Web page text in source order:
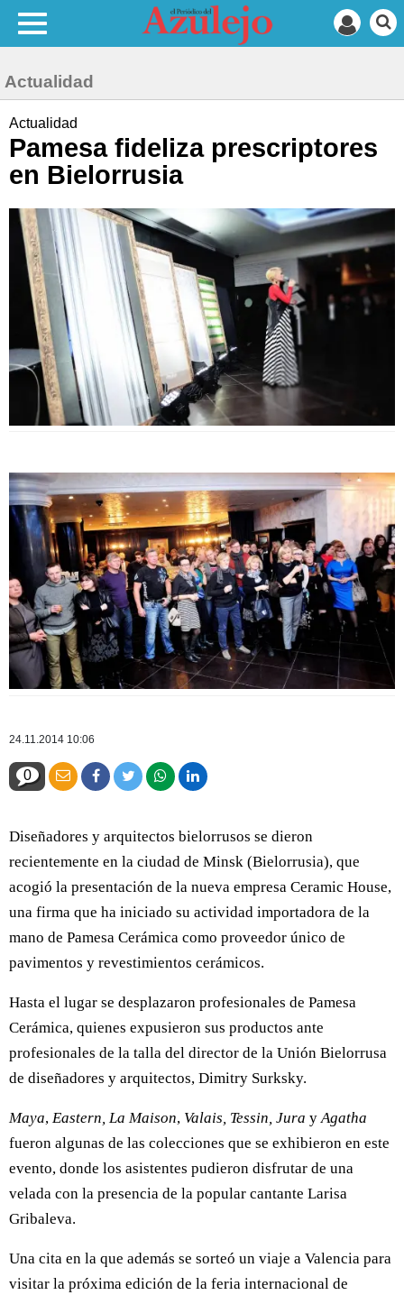
Actualidad
Actualidad
Pamesa fideliza prescriptores
en Bielorrusia
24.11.2014 10:06
0
Diseñadores y arquitectos bielorrusos se dieron
recientemente en la ciudad de Minsk (Bielorrusia), que
acogió la presentación de la nueva empresa Ceramic House,
una firma que ha iniciado su actividad importadora de la
mano de Pamesa Cerámica como proveedor único de
pavimentos y revestimientos cerámicos.
Hasta el lugar se desplazaron profesionales de Pamesa
Cerámica, quienes expusieron sus productos ante
profesionales de la talla del director de la Unión Bielorrusa
de diseñadores y arquitectos, Dimitry Surksky.
Maya, Eastern, La Maison, Valais, Tessin, Jura y Agatha
fueron algunas de las colecciones que se exhibieron en este
evento, donde los asistentes pudieron disfrutar de una
velada con la presencia de la popular cantante Larisa
Gribaleva.
Una cita en la que además se sorteó un viaje a Valencia para
visitar la próxima edición de la feria internacional de